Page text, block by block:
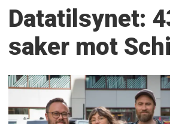
Datatilsynet:
saker mot